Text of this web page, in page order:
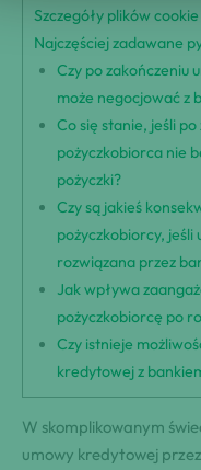
Szczegóły plików
Najczęściej zadawane
Czy po zakończeniu
może negocjować z
Co się stanie, jeśli
pożyczkobiorca nie
pożyczki?
Czy są jakieś
pożyczkobiorcy,
rozwiązana przez
Jak wpływa
pożyczkobiorcę po
Czy istnieje
kredytowej z
W skomplikowanym
umowy kredytowej